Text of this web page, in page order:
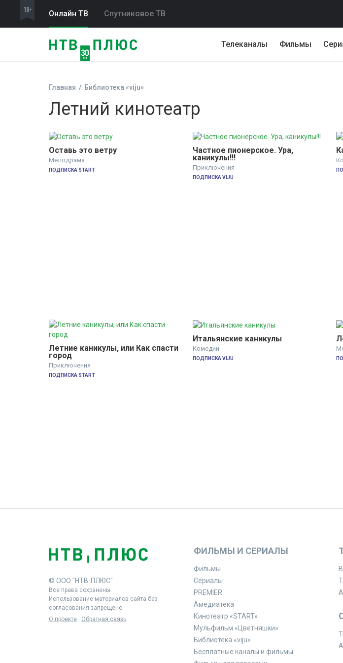
Онлайн ТВ Спутниковое ТВ
Телеканалы Фильмы
Главная Библиотека «viju»
Летний кинотеатр
Оставь это ветру
Мелодрама
ПОДПИСКА START
Частное пионерское. Ура,
каникулы!!!
Приключения
ПОДПИСКА VIJU
Летние каникулы, или Как спасти
город
Приключения
ПОДПИСКА START
Итальянские каникулы
Комедии
ПОДПИСКА VIJU
© ООО "НТВ-ПЛЮС"
Все права сохранены.
Использование материалов сайта без
согласования запрещено.
О проекте
Обратная связь
ФИЛЬМЫ И СЕРИАЛЫ
Фильмы
Сериалы
PREMIER
Амедиатека
Кинотеатр «START»
Мульфильм «Цветняшки»
Библиотека «viju»
Бесплатные каналы и фильмы